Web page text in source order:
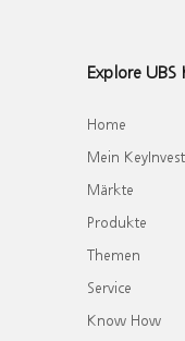
Explore UBS
Home
Mein KeyInvest
Märkte
Produkte
Themen
Service
Know How